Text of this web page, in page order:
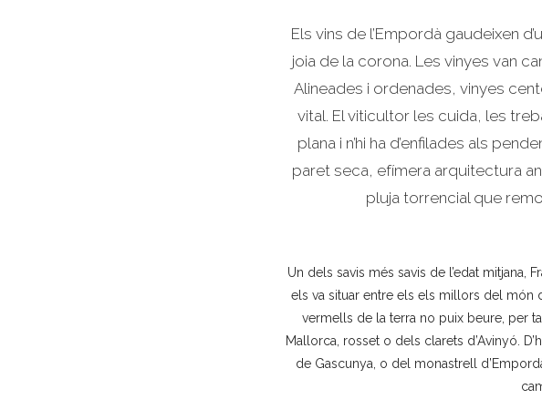
Els vins de l’Empordà gaudeixen
joia de la corona. Les vinyes van
Alineades i ordenades, vinyes
vital. El viticultor les cuida, les
plana i n’hi ha d’enfilades als
paret seca, efímera arquitectura
pluja torrencial que
Un dels savis més savis de l’edat mitjana,
els va situar entre els els millors del món
vermells de la terra no puix beure, per
Mallorca, rosset o dels clarets d’Avinyó.
de Gascunya, o del monastrell